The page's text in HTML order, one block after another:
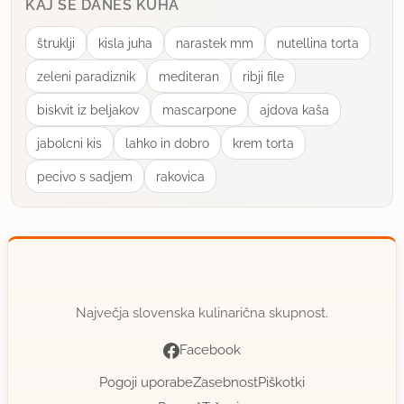
uporabno
sweets
član od 2008 796 sporočil
17.11.2008 ob 20:12
Surove narežem in v vrečke, v vsako vrečko za
enkrat. Potem pa kar zamrznjene v omako. Jaz
sem spravile narezane za v omaki in napanirane,
mamaF
3340 sporočil
17.11.2008 ob 21:03
KAJ SE DANES KUHA
štruklji kisla juha narastek mm nutellina torta
zeleni paradiznik mediteran ribji file
biskvit iz beljakov mascarpone ajdova kaša
jabolcni kis lahko in dobro krem torta
pecivo s sadjem rakovica
Največja slovenska kulinarična skupnost.
Facebook
Pogoji uporabeZasebnostPiškotki